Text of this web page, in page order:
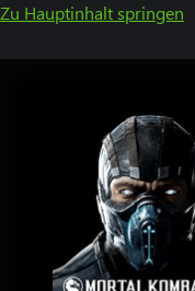
Zu Hauptinhalt springen